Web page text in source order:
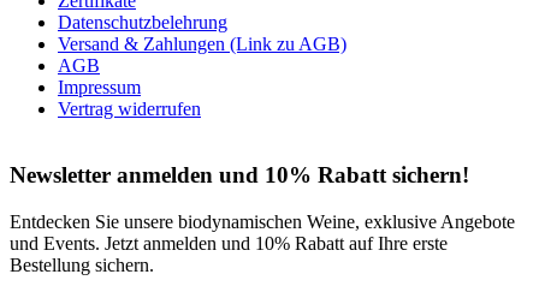
Datenschutzbelehrung
Versand & Zahlungen (Link zu AGB)
AGB
Impressum
Vertrag widerrufen
Newsletter anmelden und 10% Rabatt sichern!
Entdecken Sie unsere biodynamischen Weine, exklusive Angebote
und Events. Jetzt anmelden und 10% Rabatt auf Ihre erste
Bestellung sichern.